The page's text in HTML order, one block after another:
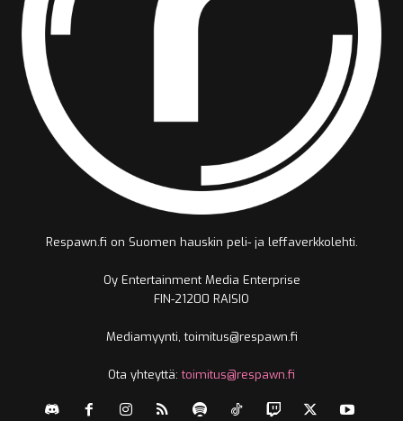
Respawn.fi on Suomen hauskin peli- ja leffaverkkolehti.
Oy Entertainment Media Enterprise
FIN-21200 RAISIO
Mediamyynti, toimitus@respawn.fi
Ota yhteyttä:toimitus@respawn.fi